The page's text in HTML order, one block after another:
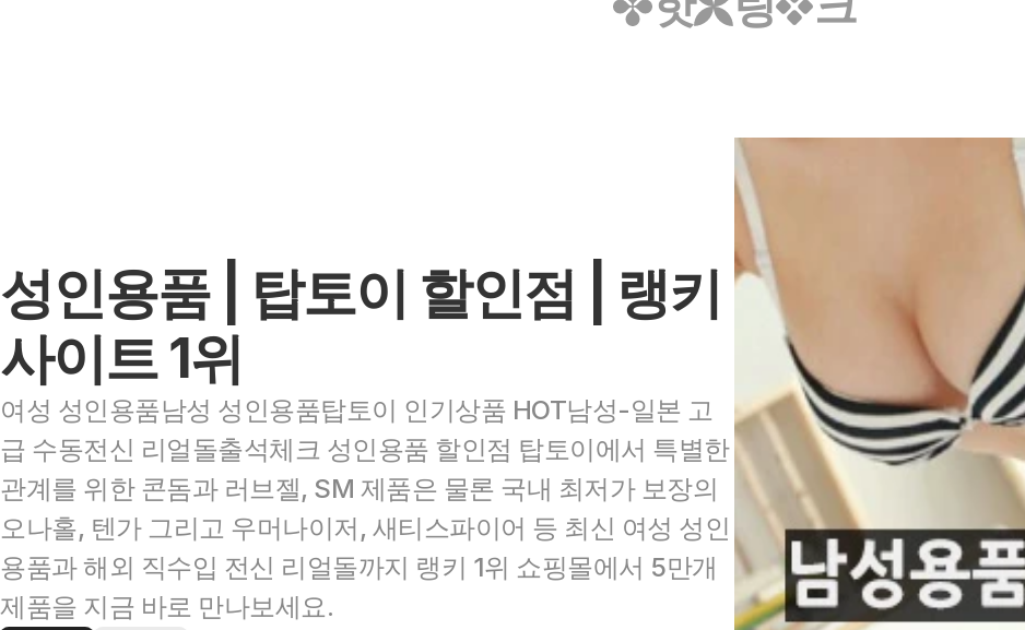
성인용품 | 탑토이 할인점 | 랭키
사이트 1위
여성 성인용품남성 성인용품탑토이 인기상품 HOT남성-일본 고
급 수동전신 리얼돌출석체크 성인용품 할인점 탑토이에서 특별한
관계를 위한 콘돔과 러브젤, SM 제품은 물론 국내 최저가 보장의
오나홀, 텐가 그리고 우머나이저, 새티스파이어 등 최신 여성 성인
용품과 해외 직수입 전신 리얼돌까지 랭키 1위 쇼핑몰에서 5만개
제품을 지금 바로 만나보세요.